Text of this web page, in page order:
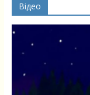
Відео